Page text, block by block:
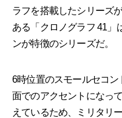
ラフを搭載したシリーズ
ある「クロノグラフ 41」
ンが特徴のシリーズだ。
6時位置のスモールセコ
面でのアクセントになっ
えているため、ミリタリ